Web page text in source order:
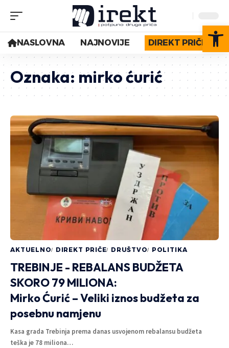
NASLOVNA NAJNOVIJE DIREKT PRIČE
Oznaka: mirko ćurić
AKTUELNO DIREKT PRIČE DRUŠTVO POLITIKA
TREBINJE - REBALANS BUDŽETA
SKORO 79 MILIONA:
Mirko Ćurić – Veliki iznos budžeta za
posebnu namjenu
Kasa grada Trebinja prema danas usvojenom rebalansu budžeta
teška je 78 miliona…